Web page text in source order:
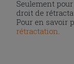
Seulement
droit de
Pour en savoir
rétractation